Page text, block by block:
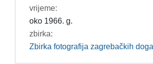
vrijeme:
oko 1966. g.
zbirka:
Zbirka fotografija zagrebačkih